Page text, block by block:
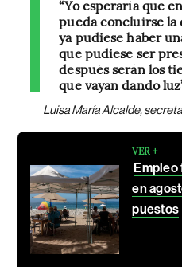
“Yo esperaría que
pueda concluirse la
ya pudiese haber
que pudiese ser
después serán los
que vayan dando
Luisa María Alcalde,
VER +
en
puestos